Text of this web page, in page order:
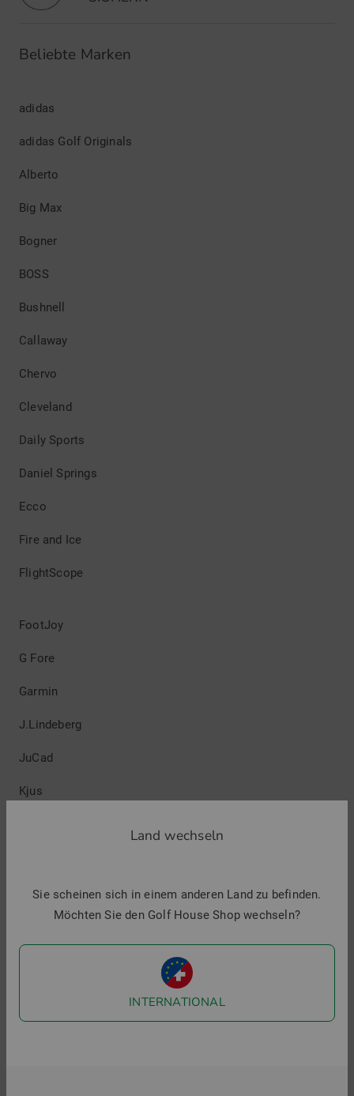
Beliebte Marken
adidas
adidas Golf Originals
Alberto
Big Max
Bogner
BOSS
Bushnell
Callaway
Chervo
Cleveland
Daily Sports
Daniel Springs
Ecco
Fire and Ice
FlightScope
FootJoy
G Fore
Garmin
J.Lindeberg
JuCad
Kjus
Malbon
New Balance
Land wechseln
Sie scheinen sich in einem anderen Land zu befinden.
Möchten Sie den Golf House Shop wechseln?
INTERNATIONAL